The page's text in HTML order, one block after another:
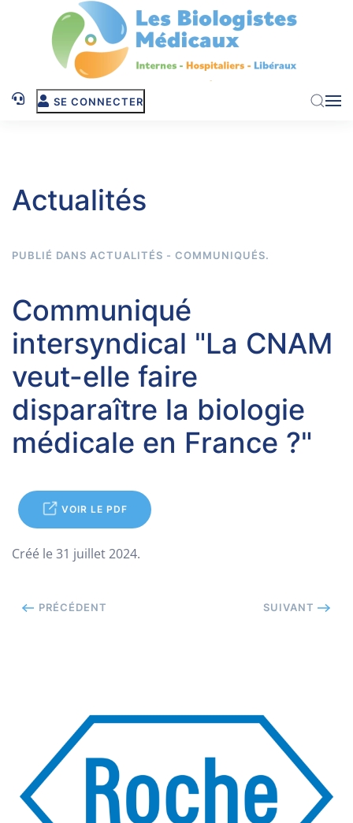
Skip to main content
SE CONNECTER
Actualités
PUBLIÉ DANS ACTUALITÉS - COMMUNIQUÉS.
Communiqué
intersyndical "La CNAM
veut-elle faire
disparaître la biologie
médicale en France ?"
VOIR LE PDF
Créé le 31 juillet 2024.
PRÉCÉDENT SUIVANT